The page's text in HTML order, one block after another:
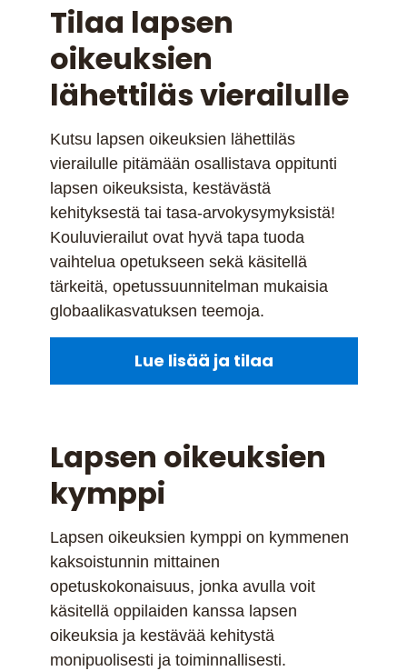
Tilaa lapsen
oikeuksien
lähettiläs vierailulle
Kutsu lapsen oikeuksien lähettiläs
vierailulle pitämään osallistava oppitunti
lapsen oikeuksista, kestävästä
kehityksestä tai tasa-arvokysymyksistä!
Kouluvierailut ovat hyvä tapa tuoda
vaihtelua opetukseen sekä käsitellä
tärkeitä, opetussuunnitelman mukaisia
globaalikasvatuksen teemoja.
Lue lisää ja tilaa
Lapsen oikeuksien
kymppi
Lapsen oikeuksien kymppi on kymmenen
kaksoistunnin mittainen
opetuskokonaisuus, jonka avulla voit
käsitellä oppilaiden kanssa lapsen
oikeuksia ja kestävää kehitystä
monipuolisesti ja toiminnallisesti.